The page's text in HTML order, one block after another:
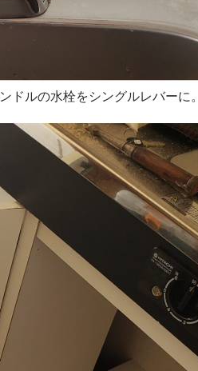
ドルの水栓をシングルレバーに。